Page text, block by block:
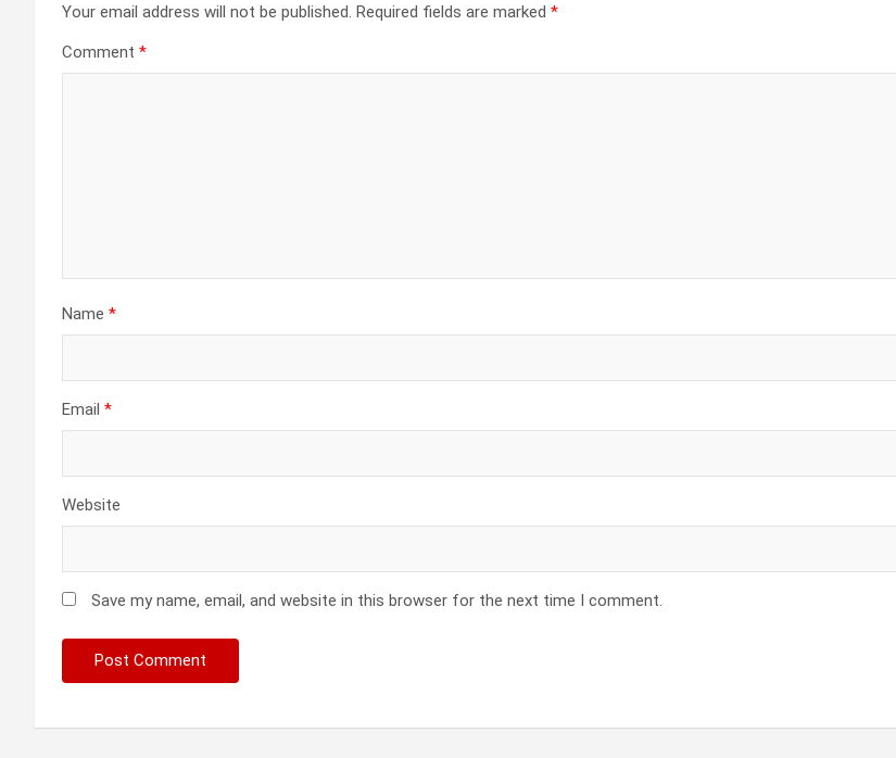
Your email address will not be published. Required fields are marked *
Comment *
Name *
Email *
Website
Save my name, email, and website in this browser for the next time I comment.